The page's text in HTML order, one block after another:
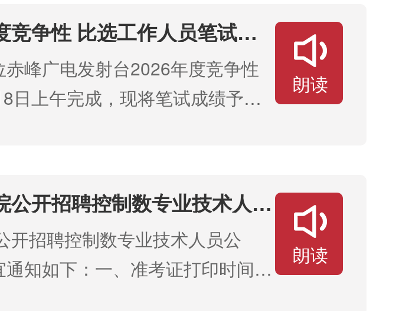
员会政法委员会2026年8月9
争性 比选工作人员笔试成
峰广电发射台2026年度竞争性
日上午完成，现将笔试成绩予以
2026年度竞争性比选工作人员
朗读
开招聘控制数专业技术人员
开招聘控制数专业技术人员公
知如下：一、准考证打印时间
站请考生登录赤峰市人力资源
朗读